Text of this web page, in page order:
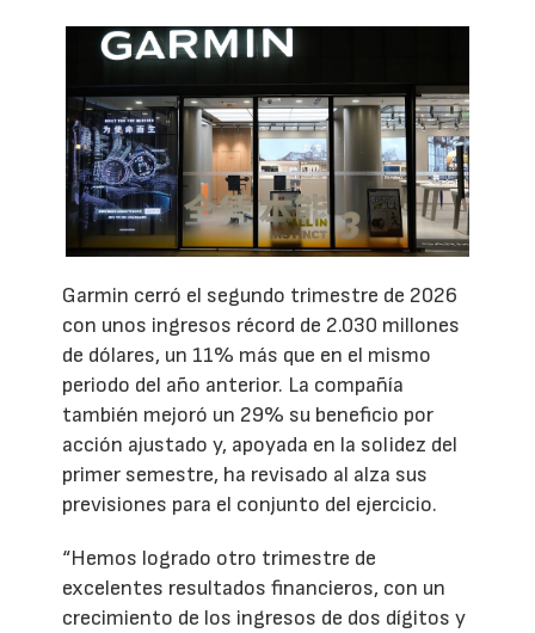
Garmin cerró el segundo trimestre de 2026
con unos ingresos récord de 2.030 millones
de dólares, un 11% más que en el mismo
periodo del año anterior. La compañía
también mejoró un 29% su beneficio por
acción ajustado y, apoyada en la solidez del
primer semestre, ha revisado al alza sus
previsiones para el conjunto del ejercicio.
“Hemos logrado otro trimestre de
excelentes resultados financieros, con un
crecimiento de los ingresos de dos dígitos y